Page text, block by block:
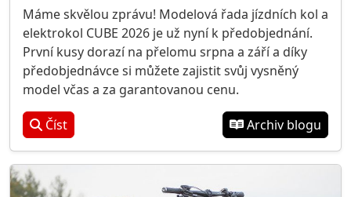
Máme skvělou zprávu! Modelová řada jízdních kol a
elektrokol CUBE 2026 je už nyní k předobjednání.
První kusy dorazí na přelomu srpna a září a díky
předobjednávce si můžete zajistit svůj vysněný
model včas a za garantovanou cenu.
Číst Archiv blogu